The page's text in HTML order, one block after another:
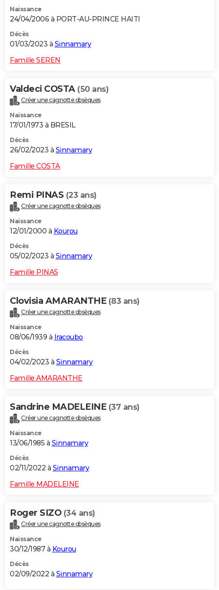
Naissance
24/04/2006 à PORT-AU-PRINCE HAITI
Décès
01/03/2023 à Sinnamary
Famille SEREN
Valdeci COSTA (50 ans)
Créer une cagnotte obsèques
Naissance
17/01/1973 à BRESIL
Décès
26/02/2023 à Sinnamary
Famille COSTA
Remi PINAS (23 ans)
Créer une cagnotte obsèques
Naissance
12/01/2000 à Kourou
Décès
05/02/2023 à Sinnamary
Famille PINAS
Clovisia AMARANTHE (83 ans)
Créer une cagnotte obsèques
Naissance
08/06/1939 à Iracoubo
Décès
04/02/2023 à Sinnamary
Famille AMARANTHE
Sandrine MADELEINE (37 ans)
Créer une cagnotte obsèques
Naissance
13/06/1985 à Sinnamary
Décès
02/11/2022 à Sinnamary
Famille MADELEINE
Roger SIZO (34 ans)
Créer une cagnotte obsèques
Naissance
30/12/1987 à Kourou
Décès
02/09/2022 à Sinnamary